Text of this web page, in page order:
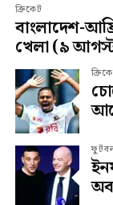
ক্রিকেট
বাংলাদেশ-
খেলা (৯